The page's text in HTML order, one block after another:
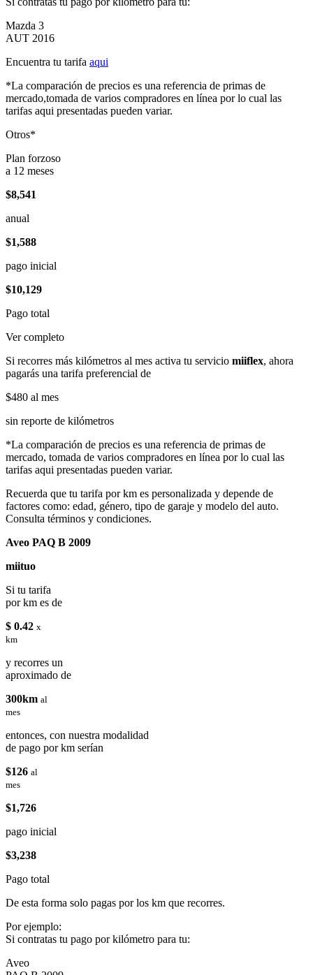
Mazda 3
AUT 2016
Encuentra tu tarifa aqui
*La comparación de precios es una referencia de primas de
mercado,tomada de varios compradores en línea por lo cual las
tarifas aqui presentadas pueden variar.
Otros*
Plan forzoso
a 12 meses
$8,541
anual
$1,588
pago inicial
$10,129
Pago total
Ver completo
Si recorres más kilómetros al mes activa tu servicio miiflex, ahora
pagarás una tarifa preferencial de
$480 al mes
sin reporte de kilómetros
*La comparación de precios es una referencia de primas de
mercado, tomada de varios compradores en línea por lo cual las
tarifas aqui presentadas pueden variar.
Recuerda que tu tarifa por km es personalizada y depende de
factores como: edad, género, tipo de garaje y modelo del auto.
Consulta términos y condiciones.
Aveo PAQ B 2009
miituo
Si tu tarifa
por km es de
$ 0.42 x
km
y recorres un
aproximado de
300km al
mes
entonces, con nuestra modalidad
de pago por km serían
$126 al
mes
$1,726
pago inicial
$3,238
Pago total
De esta forma solo pagas por los km que recorres.
Por ejemplo:
Si contratas tu pago por kilómetro para tu:
Aveo